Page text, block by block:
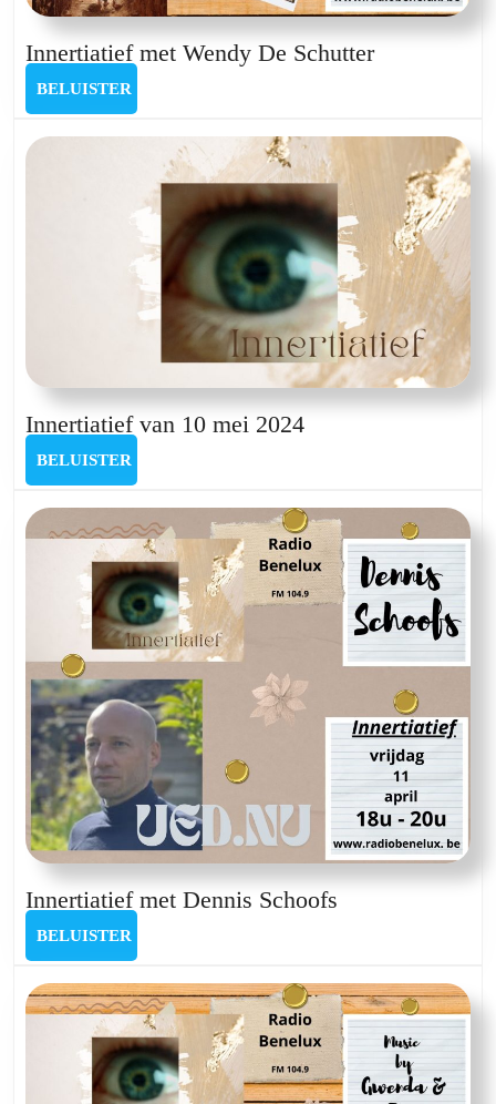
Innertiatief met Wendy De SchutterInnertiatief
De
Schutter
BELUISTER
Innertiatief van 10 mei 2024Innertiatief
mei
2024
BELUISTER
Innertiatief met Dennis Schoofs
Schoofs
BELUISTER